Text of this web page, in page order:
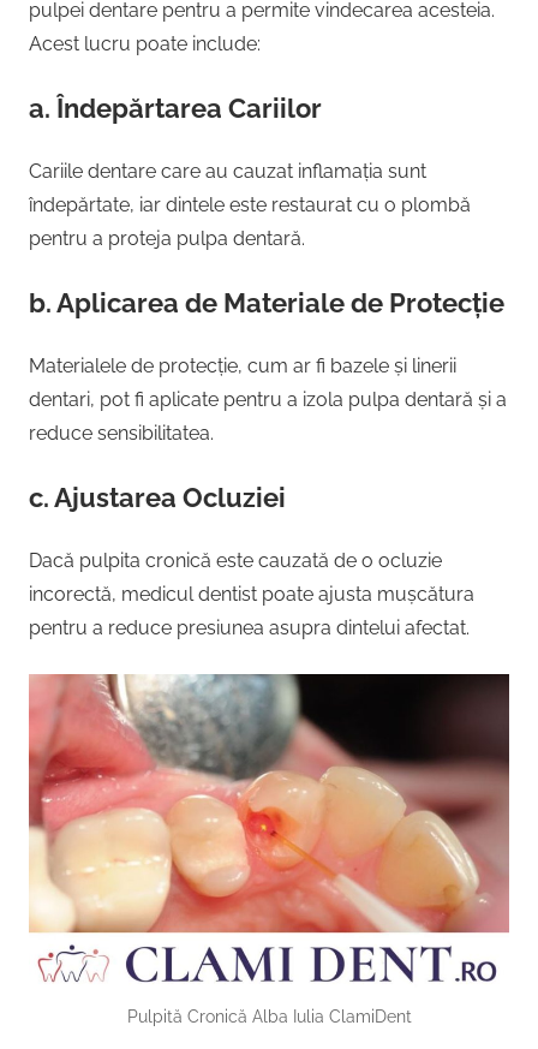
pulpei dentare pentru a permite vindecarea acesteia.
Acest lucru poate include:
a. Îndepărtarea Cariilor
Cariile dentare care au cauzat inflamația sunt
îndepărtate, iar dintele este restaurat cu o plombă
pentru a proteja pulpa dentară.
b. Aplicarea de Materiale de Protecție
Materialele de protecție, cum ar fi bazele și linerii
dentari, pot fi aplicate pentru a izola pulpa dentară și a
reduce sensibilitatea.
c. Ajustarea Ocluziei
Dacă pulpita cronică este cauzată de o ocluzie
incorectă, medicul dentist poate ajusta mușcătura
pentru a reduce presiunea asupra dintelui afectat.
Pulpită Cronică Alba Iulia ClamiDent